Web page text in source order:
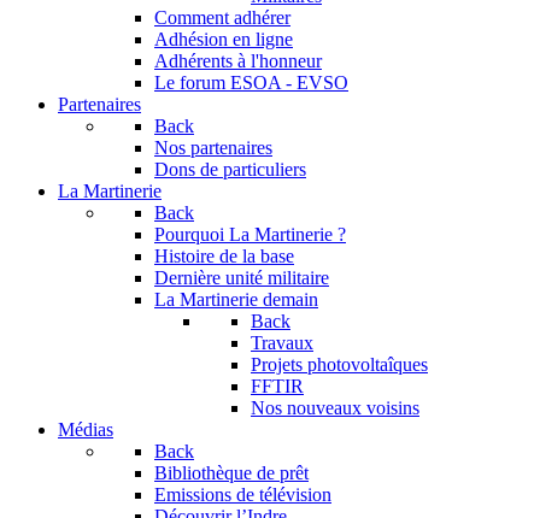
Comment adhérer
Adhésion en ligne
Adhérents à l'honneur
Le forum ESOA - EVSO
Partenaires
Back
Nos partenaires
Dons de particuliers
La Martinerie
Back
Pourquoi La Martinerie ?
Histoire de la base
Dernière unité militaire
La Martinerie demain
Back
Travaux
Projets photovoltaîques
FFTIR
Nos nouveaux voisins
Médias
Back
Bibliothèque de prêt
Emissions de télévision